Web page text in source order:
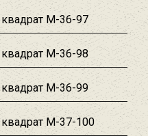
M-36-97
M-36-98
M-36-99
M-37-100